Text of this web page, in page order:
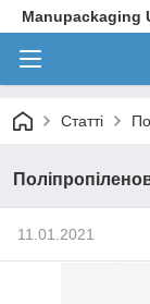
Manupackaging
Статті
11.01.2021